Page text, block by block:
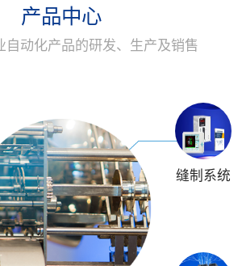
产品中心
自动化产品的研发、生产及销售
缝制系统